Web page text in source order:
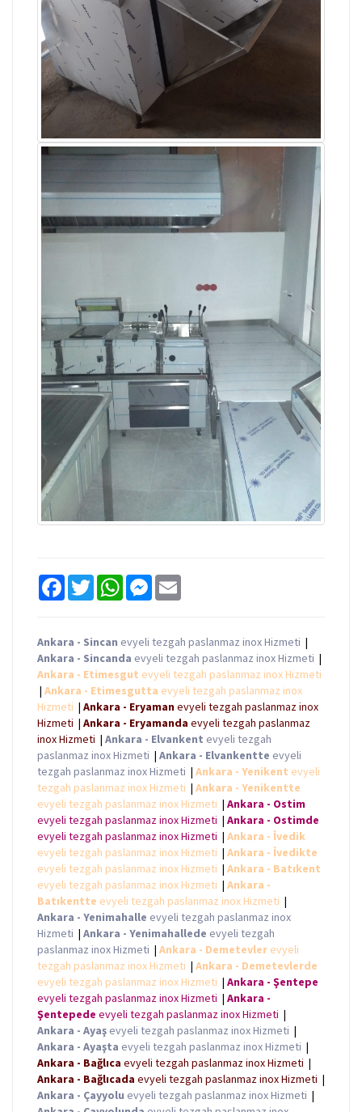
F
o
o
k
T
w
e
r
W
A
p
p
M
n
g
e
r
Ankara - Sincan evyeli tezgah paslanmaz inox Hizmeti |
Ankara - Sincanda evyeli tezgah paslanmaz inox Hizmeti |
Ankara - Etimesgut evyeli tezgah paslanmaz inox Hizmeti
| Ankara - Etimesgutta evyeli tezgah paslanmaz inox
Hizmeti | Ankara - Eryamanevyeli tezgah paslanmaz inox
Hizmeti | Ankara - Eryamanda evyeli tezgah paslanmaz
inox Hizmeti | Ankara - Elvankent evyeli tezgah
paslanmaz inox Hizmeti | Ankara - Elvankentte evyeli
tezgah paslanmaz inox Hizmeti | Ankara - Yenikent evyeli
tezgah paslanmaz inox Hizmeti | Ankara - Yenikentte
evyeli tezgah paslanmaz inox Hizmeti | Ankara - Ostim
evyeli tezgah paslanmaz inox Hizmeti | Ankara - Ostimde
evyeli tezgah paslanmaz inox Hizmeti | Ankara - İvedik
evyeli tezgah paslanmaz inox Hizmeti | Ankara - İvedikte
evyeli tezgah paslanmaz inox Hizmeti | Ankara - Batıkent
evyeli tezgah paslanmaz inox Hizmeti | Ankara -
Batıkentte evyeli tezgah paslanmaz inox Hizmeti |
Ankara - Yenimahalle evyeli tezgah paslanmaz inox
Hizmeti | Ankara - Yenimahallede evyeli tezgah
paslanmaz inox Hizmeti | Ankara - Demetevler evyeli
tezgah paslanmaz inox Hizmeti | Ankara - Demetevlerde
evyeli tezgah paslanmaz inox Hizmeti | Ankara - Şentepe
evyeli tezgah paslanmaz inox Hizmeti | Ankara -
Şentepede evyeli tezgah paslanmaz inox Hizmeti |
Ankara - Ayaş evyeli tezgah paslanmaz inox Hizmeti |
Ankara - Ayaşta evyeli tezgah paslanmaz inox Hizmeti |
Ankara - Bağlıca evyeli tezgah paslanmaz inox Hizmeti |
Ankara - Bağlıcada evyeli tezgah paslanmaz inox Hizmeti |
Ankara - Çayyolu evyeli tezgah paslanmaz inox Hizmeti |